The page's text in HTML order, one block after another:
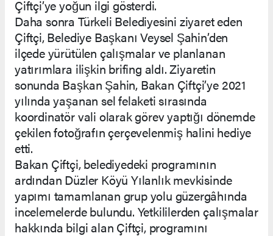
Çiftçi’ye yoğun ilgi gösterdi.
Daha sonra Türkeli Belediyesini ziyaret eden
Çiftçi, Belediye Başkanı Veysel Şahin’den
ilçede yürütülen çalışmalar ve planlanan
yatırımlara ilişkin brifing aldı. Ziyaretin
sonunda Başkan Şahin, Bakan Çiftçi’ye 2021
yılında yaşanan sel felaketi sırasında
koordinatör vali olarak görev yaptığı dönemde
çekilen fotoğrafın çerçevelenmiş halini hediye
etti.
Bakan Çiftçi, belediyedeki programının
ardından Düzler Köyü Yılanlık mevkisinde
yapımı tamamlanan grup yolu güzergâhında
incelemelerde bulundu. Yetkililerden çalışmalar
hakkında bilgi alan Çiftçi, programını